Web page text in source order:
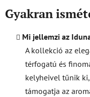
Gyakran
Mi jellemzi az
A kollekció az
térfogatú és
kelyheivel tűnik
támogatja az